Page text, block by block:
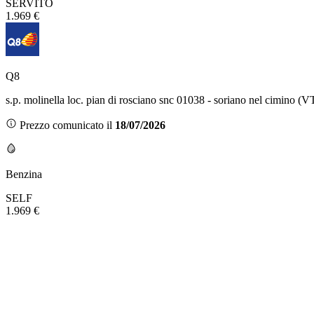
SERVITO
1.969 €
Q8
s.p. molinella loc. pian di rosciano snc 01038 - soriano nel cimino
Prezzo comunicato il 18/07/2026
Benzina
SELF
1.969 €